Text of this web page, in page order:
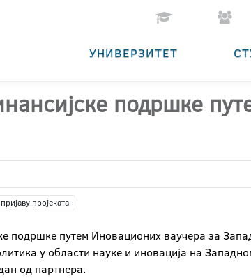
УНИВЕРЗИТЕТ
подршке
пројеката
подршке путем Иновационих ваучера за
у области науке и иновација на
од партнера.